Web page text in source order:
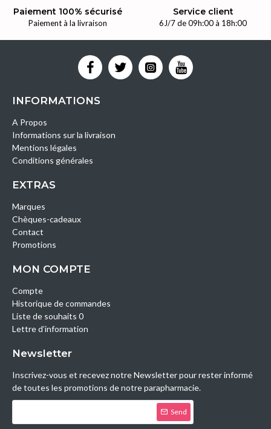
Paiement 100% sécurisé
Paiement à la livraison
Service client
6J/7 de 09h:00 à 18h:00
INFORMATIONS
A Propos
Informations sur la livraison
Mentions légales
Conditions générales
EXTRAS
Marques
Chèques-cadeaux
Contact
Promotions
MON COMPTE
Compte
Historique de commandes
Liste de souhaits 0
Lettre d’information
Newsletter
Inscrivez-vous et recevez notre Newsletter pour rester informé
de toutes les promotions de notre parapharmacie.
Send